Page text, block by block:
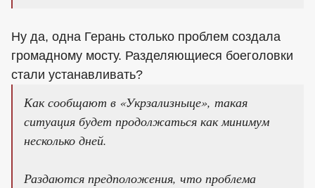
Ну да, одна Герань столько проблем создала
громадному мосту. Разделяющиеся боеголовки
стали устанавливать?
Как сообщают в «Укрзализныце», такая
ситуация будет продолжаться как минимум
несколько дней.
Раздаются предположения, что проблема